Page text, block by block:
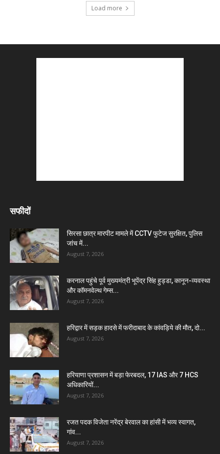
Load more
सफीदों
सिरसा छात्र मारपीट मामले में CCTV फुटेज सुरक्षित, पुलिस
जांच में...
August 7, 2026
करनाल पहुंचे पूर्व मुख्यमंत्री भूपेंद्र सिंह हुड्डा, कानून-व्यवस्था
और कॉमनवेल्थ गेम्स...
August 7, 2026
हरिद्वार में सड़क हादसे में फरीदाबाद के कांवड़िये की मौत, दो...
August 7, 2026
हरियाणा प्रशासन में बड़ा फेरबदल, 17 IAS और 7 HCS
अधिकारियों...
August 7, 2026
रजत पदक विजेता नरेंद्र बेरवाल का हांसी में भव्य स्वागत,
गांव...
August 7, 2026